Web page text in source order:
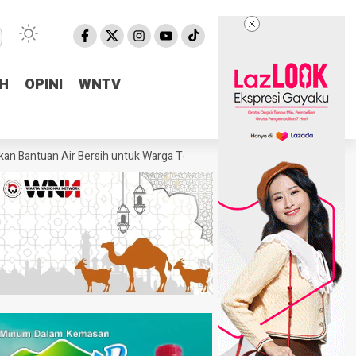
OPINI
WNTV
OPINI
WNTV
Air Bersih untuk Warga Terdampak Kekeringan di Pulosari